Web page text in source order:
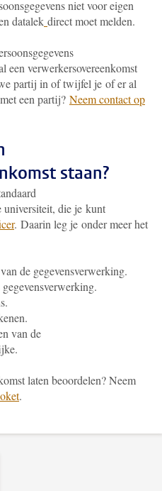
niet voor eigen
datalek direct moet melden.
een verwerkersovereenkomst
partij in of twijfel je of er al
een partij? Neem contact op
staan?
universiteit, die je kunt
. Daarin leg je onder meer het
de gegevensverwerking.
van de
laten beoordelen? Neem
.